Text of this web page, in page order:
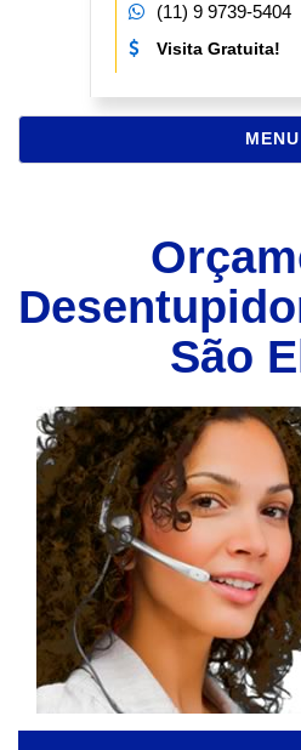
(11) 9 9739-5404
Visita Gratuita!
MENU
São